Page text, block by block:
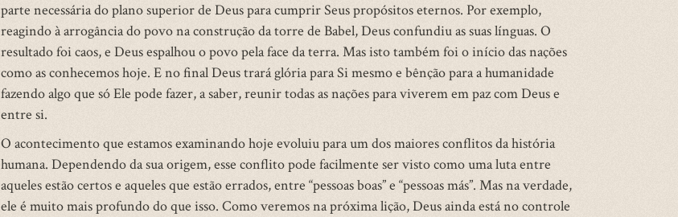
parte necessária do plano superior de Deus para cumprir Seus propósitos eternos. Por exemplo,
reagindo à arrogância do povo na construção da torre de Babel, Deus confundiu as suas línguas. O
resultado foi caos, e Deus espalhou o povo pela face da terra. Mas isto também foi o início das nações
como as conhecemos hoje. E no final Deus trará glória para Si mesmo e bênção para a humanidade
fazendo algo que só Ele pode fazer, a saber, reunir todas as nações para viverem em paz com Deus e
entre si.
O acontecimento que estamos examinando hoje evoluiu para um dos maiores conflitos da história
humana. Dependendo da sua origem, esse conflito pode facilmente ser visto como uma luta entre
aqueles estão certos e aqueles que estão errados, entre “pessoas boas” e “pessoas más”. Mas na verdade,
ele é muito mais profundo do que isso. Como veremos na próxima lição, Deus ainda está no controle